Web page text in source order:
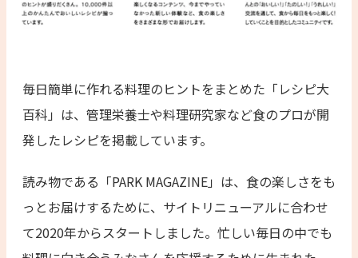
毎日簡単に作れる料理のヒントをまとめた「レシピ大
百科」は、管理栄養士や料理研究家など食のプロが開
発したレシピを掲載しています。
読み物である「PARK MAGAZINE」は、食の楽しさをも
っとお届けするために、サイトリニューアルに合わせ
て2020年からスタートしました。忙しい毎日の中でも